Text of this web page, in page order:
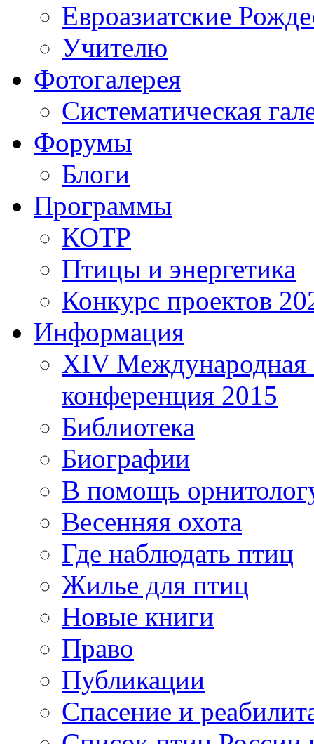
Евроазиатские
Учителю
Фотогалерея
Систематическая
Форумы
Блоги
Программы
КОТР
Птицы и энергетика
Конкурс проектов
Информация
XIV Международная
конференция 2015
Библиотека
Биографии
В помощь
Весенняя охота
Где наблюдать птиц
Жилье для птиц
Новые книги
Право
Публикации
Спасение и